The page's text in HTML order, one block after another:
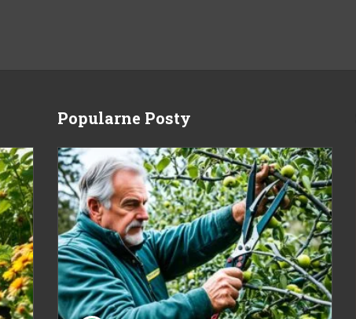
Popularne Posty